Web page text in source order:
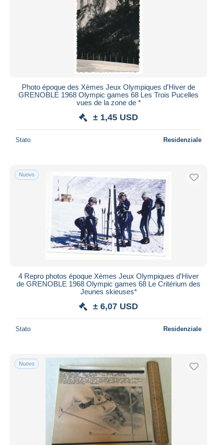
Aste senza offerte
Casa d'aste
Chiude fra
Dalle USD
Metodi di pagamento
PayPal
Bonifico bancario
Visa
Mastercard
Bancontact
Maestro
Residenza del venditore
Aggiorna
Photo époque des Xèmes Jeux Olympiques d'Hiver de
GRENOBLE 1968 Olympic games 68 Les Trois Pucelles
vues de la zone de *
± 1,45 USD
Stato Residenziale
Nuovo
4 Repro photos époque Xèmes Jeux Olympiques d'Hiver
de GRENOBLE 1968 Olympic games 68 Le Critérium des
Jeunes skieuses*
± 6,07 USD
Stato Residenziale
Nuovo